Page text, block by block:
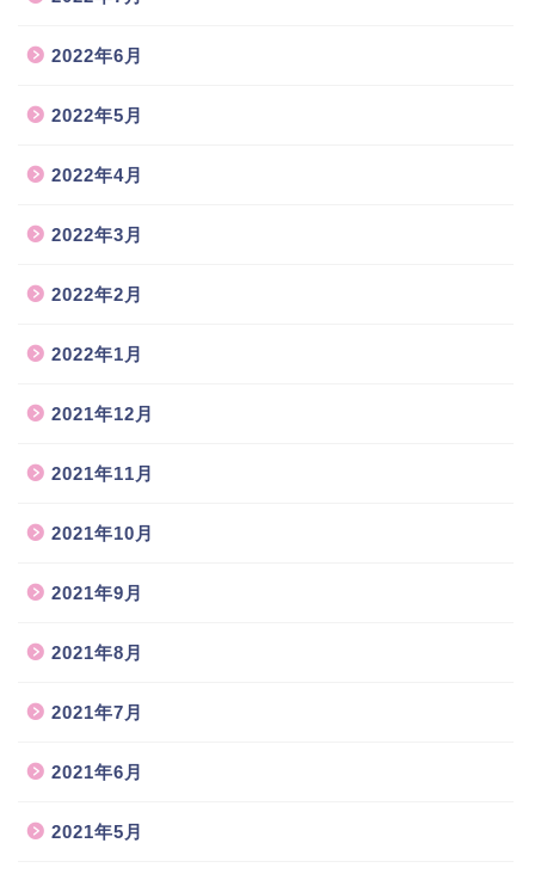
2022年6月
2022年5月
2022年4月
2022年3月
2022年2月
2022年1月
2021年12月
2021年11月
2021年10月
2021年9月
2021年8月
2021年7月
2021年6月
2021年5月